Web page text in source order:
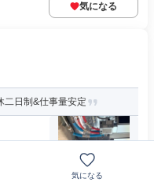
気になる
二日制&仕事量安定
OK ●学歴不問 ★地方から
気になる